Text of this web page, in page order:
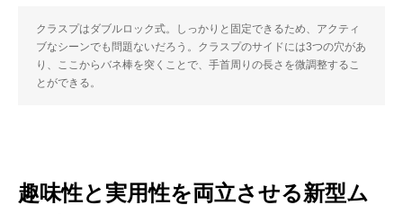
クラスプはダブルロック式。しっかりと固定できるため、アクティ
ブなシーンでも問題ないだろう。クラスプのサイドには3つの穴があ
り、ここからバネ棒を突くことで、手首周りの長さを微調整するこ
とができる。
趣味性と実用性を両立させる新型ム